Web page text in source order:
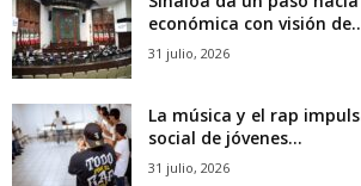
económica con visión
31 julio, 2026
La música y el rap
social de jóvenes...
31 julio, 2026